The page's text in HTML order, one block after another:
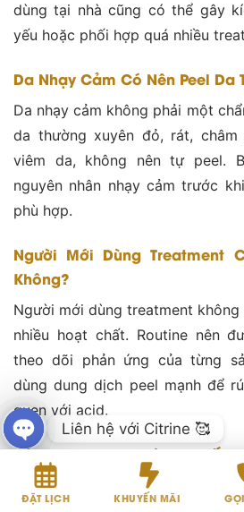
dùng tại nhà cũng có thể gây
yếu hoặc phối hợp quá nhiều
Da Nhạy Cảm Có Nên Peel Da
Da nhạy cảm không phải một
da thường xuyên đỏ, rát,
viêm da, không nên tự peel.
nguyên nhân nhạy cảm trước
phù hợp.
Người Mới Dùng Treatment
Không?
Người mới dùng treatment
nhiều hoạt chất. Routine nên
theo dõi phản ứng của từng
dùng dung dịch peel mạnh để
quen với acid.
Nên Peel Da Tại Nhà Hay Đến
Sản phẩm dùng tại nhà có thể
ĐẶT LỊCH KHUYẾN MÃI
Liên hệ với Citrine 🥰
OPEN
CHATY